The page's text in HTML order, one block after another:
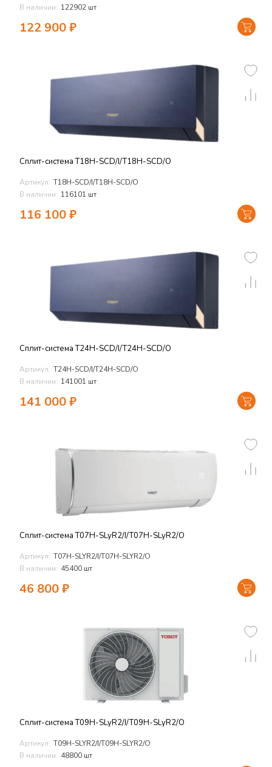
В наличии: 122902 шт
122 900₽
Сплит-система T18H-SCD/I/T18H-SCD/O
Артикул: T18H-SCD/I/T18H-SCD/O
В наличии: 116101 шт
116 100₽
Сплит-система T24H-SCD/I/T24H-SCD/O
Артикул: T24H-SCD/I/T24H-SCD/O
В наличии: 141001 шт
141 000₽
Сплит-система T07H-SLyR2/I/T07H-SLyR2/O
Артикул: T07H-SLYR2/I/T07H-SLYR2/O
В наличии: 45400 шт
46 800₽
Сплит-система T09H-SLyR2/I/T09H-SLyR2/O
Артикул: T09H-SLYR2/I/T09H-SLYR2/O
В наличии: 48800 шт